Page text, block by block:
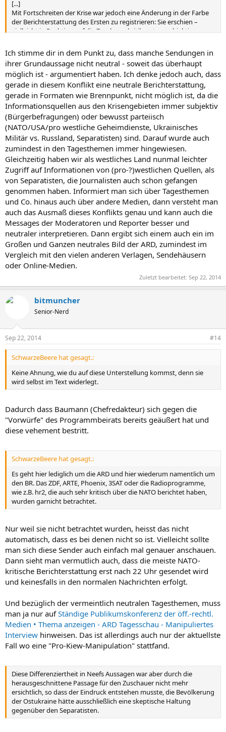
[...]
Mit Fortschreiten der Krise war jedoch eine Änderung in der Farbe
der Berichterstattung des Ersten zu registrieren: Sie erschien –
vielleicht in Reaktion auf die Zuschauerkritik – etwas objektiver.
Ich stimme dir in dem Punkt zu, dass manche Sendungen in
ihrer Grundaussage nicht neutral - soweit das überhaupt
möglich ist - argumentiert haben. Ich denke jedoch auch, dass
gerade in diesem Konflikt eine neutrale Berichterstattung,
gerade in Formaten wie Brennpunkt, nicht möglich ist, da die
Informationsquellen aus den Krisengebieten immer subjektiv
(Bürgerbefragungen) oder bewusst parteiisch
(NATO/USA/pro westliche Geheimdienste, Ukrainisches
Militär vs. Russland, Separatisten) sind. Darauf wurde auch
zumindest in den Tagesthemen immer hingewiesen.
Gleichzeitig haben wir als westliches Land nunmal leichter
Zugriff auf Informationen von (pro-?)westlichen Quellen, als
von Separatisten, die Journalisten auch schon gefangen
genommen haben. Informiert man sich über Tagesthemen
und Co. hinaus auch über andere Medien, dann versteht man
auch das Ausmaß dieses Konflikts genau und kann auch die
Messages der Moderatoren und Reporter besser und
neutraler interpretieren. Dann ergibt sich einem auch ein im
Großen und Ganzen neutrales Bild der ARD, zumindest im
Vergleich mit den vielen anderen Verlagen, Sendehäusern
oder Online-Medien.
Zuletzt bearbeitet: Sep 22, 2014
bitmuncher
Senior-Nerd
Sep 22, 2014 #14
SchwarzeBeere hat gesagt.:
Keine Ahnung, wie du auf diese Unterstellung kommst, denn sie
wird selbst im Text widerlegt.
Dadurch dass Baumann (Chefredakteur) sich gegen die
"Vorwürfe" des Programmbeirats bereits geäußert hat und
diese vehement bestritt.
SchwarzeBeere hat gesagt.:
Es geht hier lediglich um die ARD und hier wiederum namentlich um
den BR. Das ZDF, ARTE, Phoenix, 3SAT oder die Radioprogramme,
wie z.B. hr2, die auch sehr kritisch über die NATO berichtet haben,
wurden garnicht betrachtet.
Nur weil sie nicht betrachtet wurden, heisst das nicht
automatisch, dass es bei denen nicht so ist. Vielleicht sollte
man sich diese Sender auch einfach mal genauer anschauen.
Dann sieht man vermutlich auch, dass die meiste NATO-
kritische Berichterstattung erst nach 22 Uhr gesendet wird
und keinesfalls in den normalen Nachrichten erfolgt.
Und bezüglich der vermeintlich neutralen Tagesthemen, muss
man ja nur aufStändige Publikumskonferenz der öff.-rechtl.
Medien • Thema anzeigen - ARD Tagesschau - Manipuliertes
Interview hinweisen. Das ist allerdings auch nur der aktuellste
Fall wo eine "Pro-Kiew-Manipulation" stattfand.
Diese Differenziertheit in Neefs Aussagen war aber durch die
herausgeschnittene Passage für den Zuschauer nicht mehr
ersichtlich, so dass der Eindruck entstehen musste, die Bevölkerung
der Ostukraine hätte ausschließlich eine skeptische Haltung
gegenüber den Separatisten.